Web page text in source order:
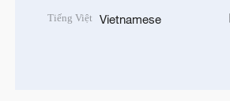
Vietnamese
Tiếng Việt